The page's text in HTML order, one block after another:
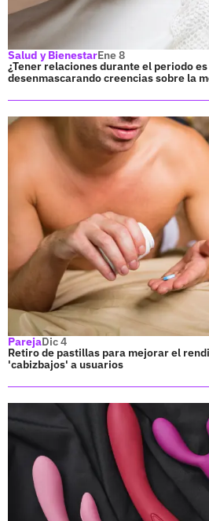
Salud y BienestarEne 8
¿Tener relaciones durante el periodo
desenmascarando creencias sobre la
ParejaDic 4
Retiro de pastillas para mejorar el
'cabizbajos' a usuarios